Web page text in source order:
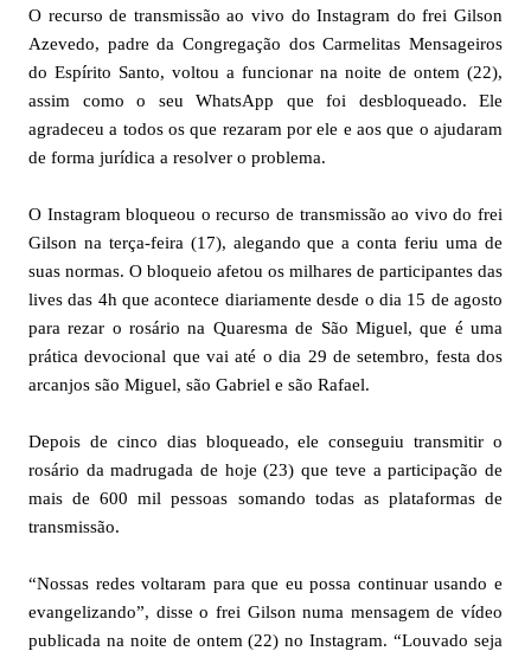
O recurso de transmissão ao vivo do Instagram do frei Gilson
Azevedo, padre da Congregação dos Carmelitas Mensageiros
do Espírito Santo, voltou a funcionar na noite de ontem (22),
assim como o seu WhatsApp que foi desbloqueado. Ele
agradeceu a todos os que rezaram por ele e aos que o ajudaram
de forma jurídica a resolver o problema.
O Instagram bloqueou o recurso de transmissão ao vivo do frei
Gilson na terça-feira (17), alegando que a conta feriu uma de
suas normas. O bloqueio afetou os milhares de participantes das
lives das 4h que acontece diariamente desde o dia 15 de agosto
para rezar o rosário na Quaresma de São Miguel, que é uma
prática devocional que vai até o dia 29 de setembro, festa dos
arcanjos são Miguel, são Gabriel e são Rafael.
Depois de cinco dias bloqueado, ele conseguiu transmitir o
rosário da madrugada de hoje (23) que teve a participação de
mais de 600 mil pessoas somando todas as plataformas de
transmissão.
“Nossas redes voltaram para que eu possa continuar usando e
evangelizando”, disse o frei Gilson numa mensagem de vídeo
publicada na noite de ontem (22) no Instagram. “Louvado seja